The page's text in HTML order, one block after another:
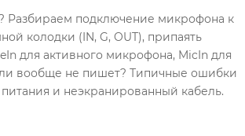
Разбираем подключение микрофона к
колодки (IN, G, OUT), припаять
для активного микрофона, MicIn для
вообще не пишет? Типичные ошибки
и неэкранированный кабель.